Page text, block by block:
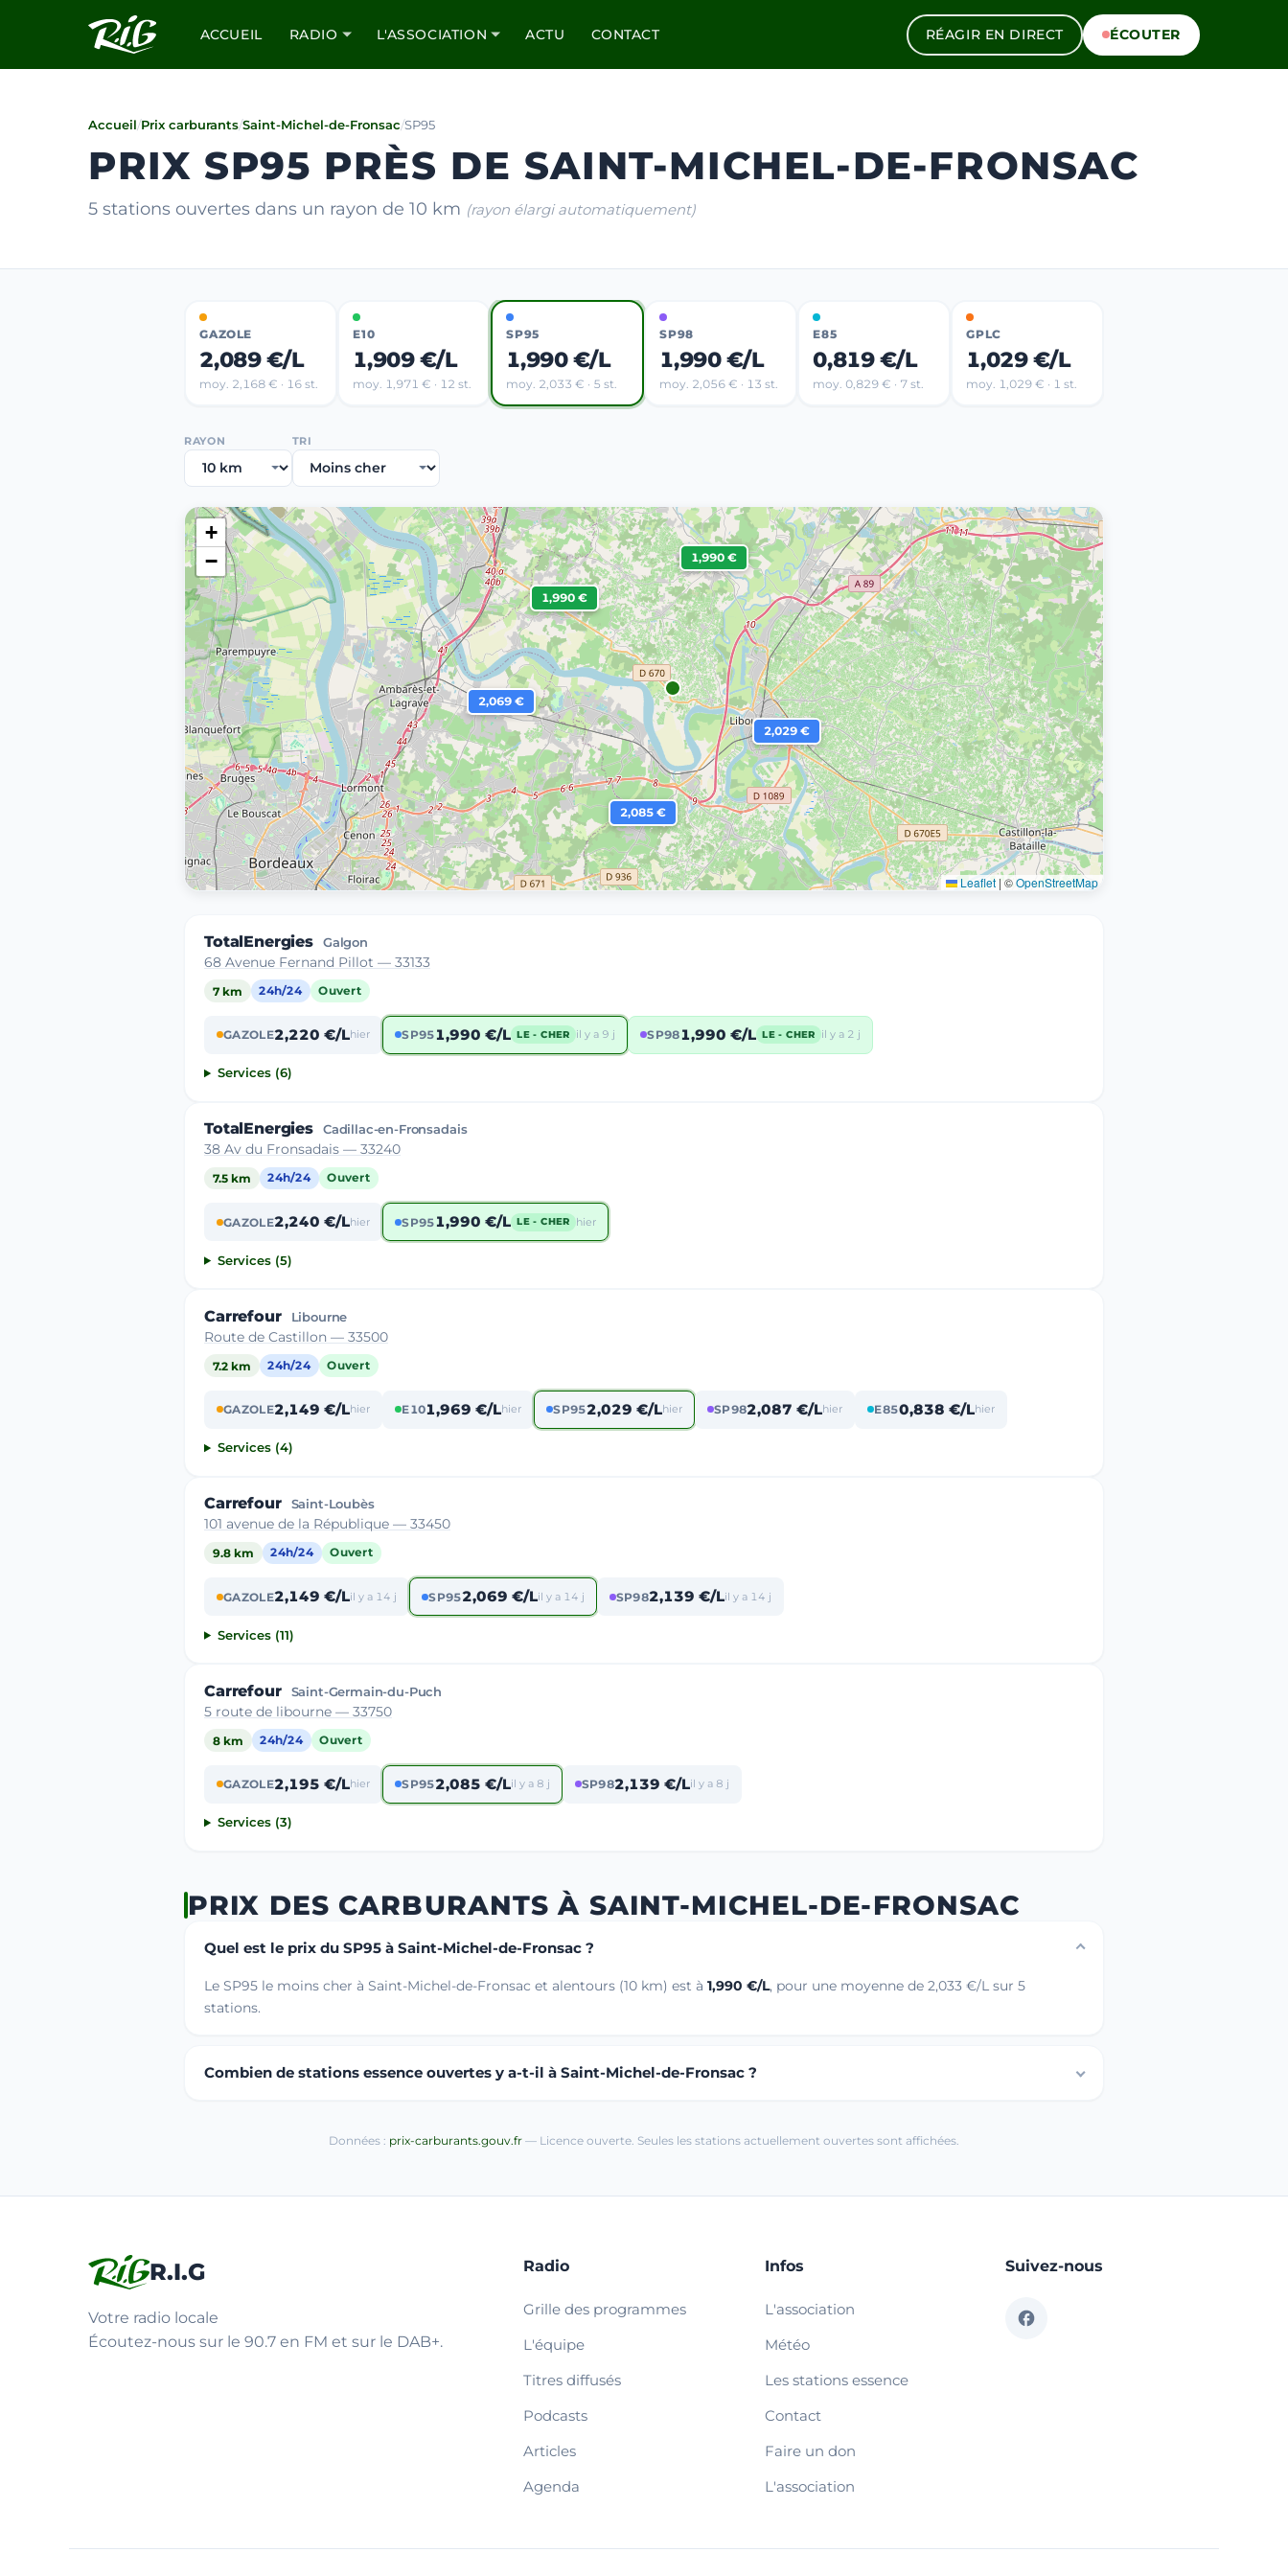
ACCUEIL RADIO L'ASSOCIATION ACTU CONTACT RÉAGIR EN DIRECT ÉCOUTER
Accueil/Prix carburants/Saint-Michel-de-Fronsac/SP95
PRIX SP95 PRÈS DE SAINT-MICHEL-DE-FRONSAC
5 stations ouvertes dans un rayon de 10 km (rayon élargi automatiquement)
GAZOLE
2,089 €/L
moy. 2,168 € · 16 st.
E10
1,909 €/L
moy. 1,971 € · 12 st.
SP95
1,990 €/L
moy. 2,033 € · 5 st.
SP98
1,990 €/L
moy. 2,056 € · 13 st.
E85
0,819 €/L
moy. 0,829 € · 7 st.
GPLC
1,029 €/L
moy. 1,029 € · 1 st.
RAYON TRI
1,990 €
1,990 €
2,029 €
2,069 €
2,085 €
+
−
Leaflet | ©OpenStreetMap
TotalEnergies Galgon
68 Avenue Fernand Pillot — 33133
7 km 24h/24 Ouvert
GAZOLE2,220 €/Lhier SP951,990 €/L LE - CHER il y a 9 j SP981,990 €/L LE - CHER il y a 2 j
Services (6)
TotalEnergies Cadillac-en-Fronsadais
38 Av du Fronsadais — 33240
7.5 km 24h/24 Ouvert
GAZOLE2,240 €/Lhier SP951,990 €/L LE - CHER hier
Services (5)
Carrefour Libourne
Route de Castillon — 33500
7.2 km 24h/24 Ouvert
GAZOLE2,149 €/Lhier E101,969 €/Lhier SP952,029 €/Lhier SP982,087 €/Lhier E850,838 €/Lhier
Services (4)
Carrefour Saint-Loubès
101 avenue de la République — 33450
9.8 km 24h/24 Ouvert
GAZOLE2,149 €/Lil y a 14 j SP952,069 €/Lil y a 14 j SP982,139 €/Lil y a 14 j
Services (11)
Carrefour Saint-Germain-du-Puch
5 route de libourne — 33750
8 km 24h/24 Ouvert
GAZOLE2,195 €/Lhier SP952,085 €/Lil y a 8 j SP982,139 €/Lil y a 8 j
Services (3)
PRIX DES CARBURANTS À SAINT-MICHEL-DE-FRONSAC
Quel est le prix du SP95 à Saint-Michel-de-Fronsac ?
Le SP95 le moins cher à Saint-Michel-de-Fronsac et alentours (10 km) est à 1,990 €/L, pour une moyenne de 2,033 €/L sur 5
stations.
Combien de stations essence ouvertes y a-t-il à Saint-Michel-de-Fronsac ?
Données : prix-carburants.gouv.fr — Licence ouverte. Seules les stations actuellement ouvertes sont affichées.
R.I.G
Votre radio locale
Écoutez-nous sur le 90.7 en FM et sur le DAB+.
Radio
Grille des programmes
L'équipe
Titres diffusés
Podcasts
Articles
Agenda
Infos
L'association
Météo
Les stations essence
Contact
Faire un don
L'association
Suivez-nous